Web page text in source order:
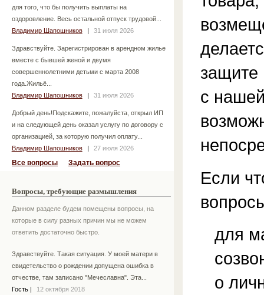
для того, что бы получить выплаты на
оздоровление. Весь остальной отпуск трудовой...
Владимир Шапошников
| 31 июля 2026
Здравствуйте. Зарегистрирован в арендном жилье
вместе с бывшей женой и двумя
совершеннолетними детьми с марта 2008
года.Жильё...
Владимир Шапошников
| 31 июля 2026
Добрый день!Подскажите, пожалуйста, открыл ИП
и на следующей день оказал услугу по договору с
организацией, за которую получил оплату...
Владимир Шапошников
| 27 июля 2026
Все вопросы Задать вопрос
Вопросы, требующие размышления
Данном разделе будем помещены вопросы, на
которые в силу разных причин мы не можем
ответить достаточно быстро.
Здравствуйте. Такая ситуация. У моей матери в
свидетельство о рождении допущена ошибка в
отчестве, там записано "Мечеславна". Эта...
Гость
12 октября 2018
защите
с
Если
для
о